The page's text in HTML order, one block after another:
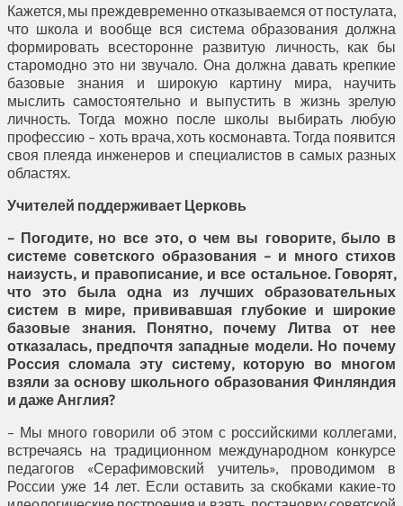
Кажется, мы преждевременно отказываемся от постулата,
что школа и вообще вся система образования должна
формировать всесторонне развитую личность, как бы
старомодно это ни звучало. Она должна давать крепкие
базовые знания и широкую картину мира, научить
мыслить самостоятельно и выпустить в жизнь зрелую
личность. Тогда можно после школы выбирать любую
профессию – хоть врача, хоть космонавта. Тогда появится
своя плеяда инженеров и специалистов в самых разных
областях.
Учителей поддерживает Церковь
– Погодите, но все это, о чем вы говорите, было в
системе советского образования – и много стихов
наизусть, и правописание, и все остальное. Говорят,
что это была одна из лучших образовательных
систем в мире, прививавшая глубокие и широкие
базовые знания. Понятно, почему Литва от нее
отказалась, предпочтя западные модели. Но почему
Россия сломала эту систему, которую во многом
взяли за основу школьного образования Финляндия
и даже Англия?
– Мы много говорили об этом с российскими коллегами,
встречаясь на традиционном международном конкурсе
педагогов «Серафимовский учитель», проводимом в
России уже 14 лет. Если оставить за скобками какие-то